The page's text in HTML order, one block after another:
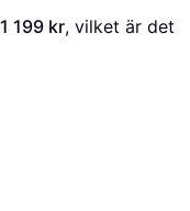
1 199 kr, vilket är det